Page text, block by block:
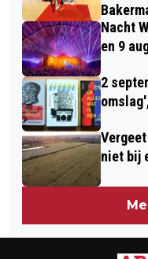
Nacht
en 9
2
niet bij